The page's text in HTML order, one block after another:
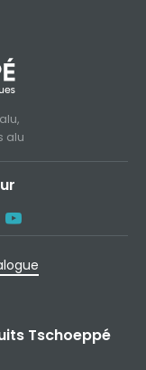
alu
Tschoeppé